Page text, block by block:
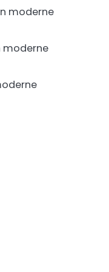
moderne
moderne